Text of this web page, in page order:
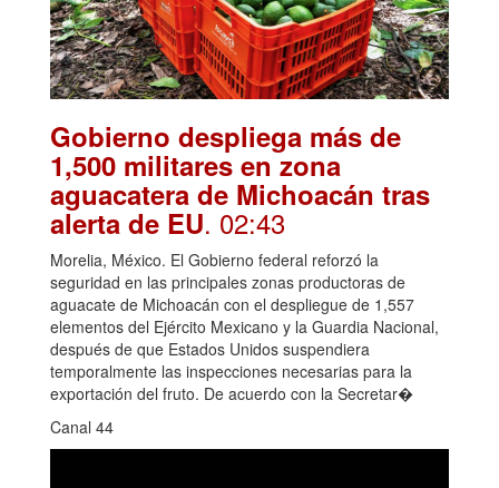
Gobierno despliega más de
1,500 militares en zona
aguacatera de Michoacán tras
alerta de EU. 02:43
Morelia, México. El Gobierno federal reforzó la
seguridad en las principales zonas productoras de
aguacate de Michoacán con el despliegue de 1,557
elementos del Ejército Mexicano y la Guardia Nacional,
después de que Estados Unidos suspendiera
temporalmente las inspecciones necesarias para la
exportación del fruto. De acuerdo con la Secretar�
Canal 44